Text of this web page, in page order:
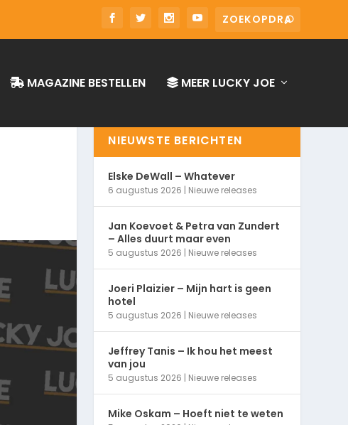
MAGAZINE BESTELLEN MEER LUCKY JOE
NIEUWSTE BERICHTEN
Elske DeWall – Whatever
6 augustus 2026 | Nieuwe releases
Jan Koevoet & Petra van Zundert
– Alles duurt maar even
5 augustus 2026 | Nieuwe releases
Joeri Plaizier – Mijn hart is geen
hotel
5 augustus 2026 | Nieuwe releases
Jeffrey Tanis – Ik hou het meest
van jou
5 augustus 2026 | Nieuwe releases
Mike Oskam – Hoeft niet te weten